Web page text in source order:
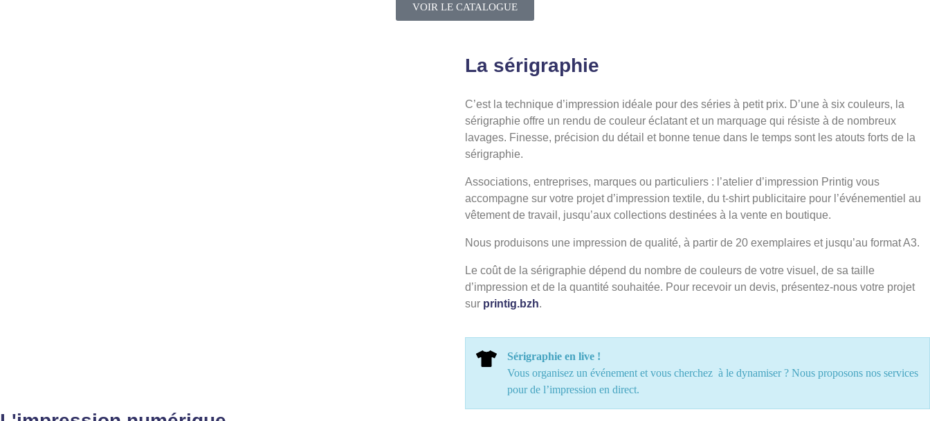
VOIR LE CATALOGUE
La sérigraphie
C’est la technique d’impression idéale pour des séries à petit prix. D’une à six couleurs, la
sérigraphie offre un rendu de couleur éclatant et un marquage qui résiste à de nombreux
lavages. Finesse, précision du détail et bonne tenue dans le temps sont les atouts forts de la
sérigraphie.
Associations, entreprises, marques ou particuliers : l’atelier d’impression Printig vous
accompagne sur votre projet d’impression textile, du t-shirt publicitaire pour l’événementiel au
vêtement de travail, jusqu’aux collections destinées à la vente en boutique.
Nous produisons une impression de qualité, à partir de 20 exemplaires et jusqu’au format A3.
Le coût de la sérigraphie dépend du nombre de couleurs de votre visuel, de sa taille
d’impression et de la quantité souhaitée. Pour recevoir un devis, présentez-nous votre projet
sur printig.bzh.
Sérigraphie en live !
Vous organisez un événement et vous cherchez à le dynamiser ? Nous proposons nos services
pour de l’impression en direct.